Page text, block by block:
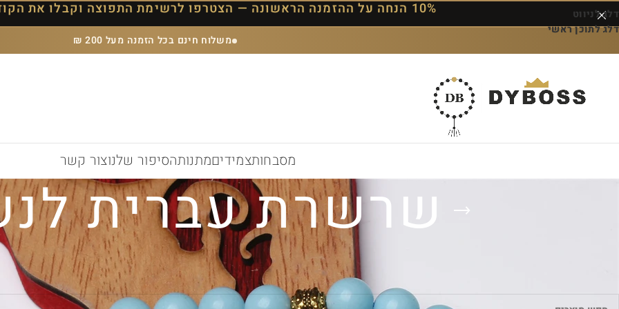
דלג לניווט
דלג לתוכן ראשי
10% הנחה על ההזמנה הראשונה — הצטרפו לרשימת התפוצה וקבלו את הקוד למייל
משלוח חינם בכל הזמנה מעל 200 ₪
מסבחותצמידיםמתנותהסיפור שלנוצור קשר
שרשרת עברית